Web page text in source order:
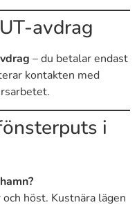
avdrag
– du betalar endast
kontakten med
i
höst. Kustnära lägen